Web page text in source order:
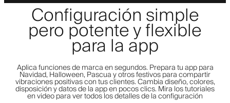
Configuración simple
pero potente y flexible
para la app
Aplica funciones de marca en segundos. Prepara tu app para
Navidad, Halloween, Pascua y otros festivos para compartir
vibraciones positivas con tus clientes. Cambia diseño, colores,
disposición y datos de la app en pocos clics. Mira los tutoriales
en video para ver todos los detalles de la configuración